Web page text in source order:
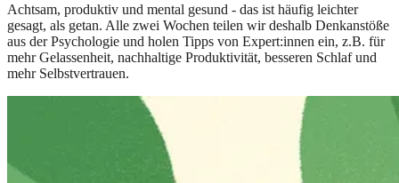
Achtsam, produktiv und mental gesund - das ist häufig leichter
gesagt, als getan. Alle zwei Wochen teilen wir deshalb Denkanstöße
aus der Psychologie und holen Tipps von Expert:innen ein, z.B. für
mehr Gelassenheit, nachhaltige Produktivität, besseren Schlaf und
mehr Selbstvertrauen.